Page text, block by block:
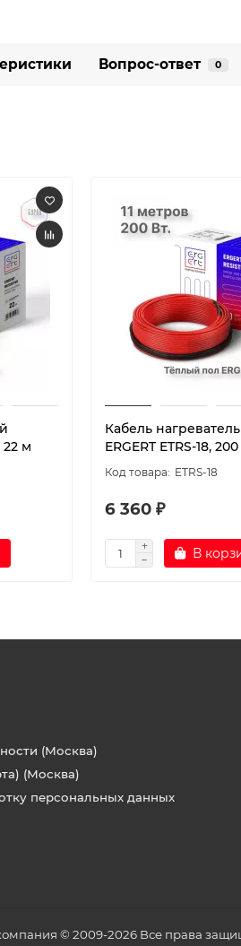
Вопрос-ответ 0
22 м
Кабель
ERGERT ETRS-18, 200
ETRS-18
6 360 ₽
В
(Москва)
(Москва)
персональных данных
© 2009-2026 Все права